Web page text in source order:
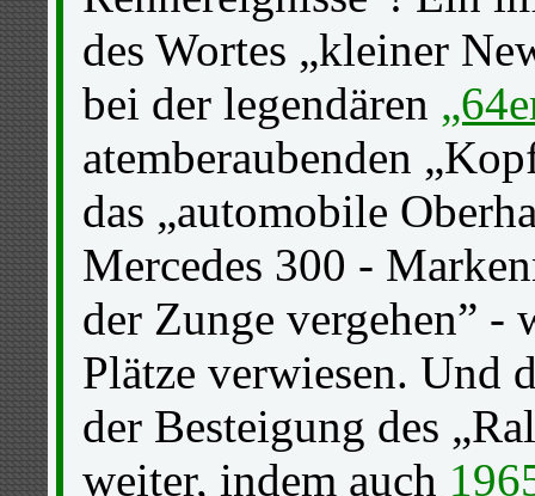
des Wortes „kleiner
bei der legendären
atemberaubenden
das „automobile
Mercedes 300 -
der Zunge vergehen” -
Plätze verwiesen. Und
der Besteigung des
weiter, indem auch